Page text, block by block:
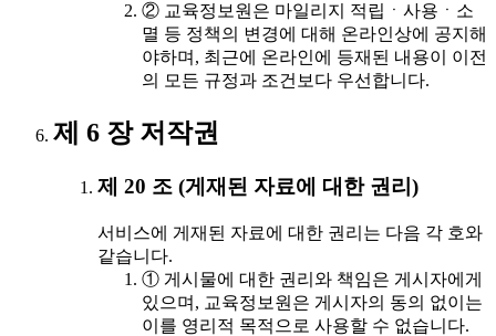
② 교육정보원은 마일리지 적립ㆍ사용ㆍ소
멸 등 정책의 변경에 대해 온라인상에 공지해
야하며, 최근에 온라인에 등재된 내용이 이전
의 모든 규정과 조건보다 우선합니다.
제 6 장 저작권
제 20 조 (게재된 자료에 대한 권리)
서비스에 게재된 자료에 대한 권리는 다음 각 호와
같습니다.
① 게시물에 대한 권리와 책임은 게시자에게
있으며, 교육정보원은 게시자의 동의 없이는
이를 영리적 목적으로 사용할 수 없습니다.